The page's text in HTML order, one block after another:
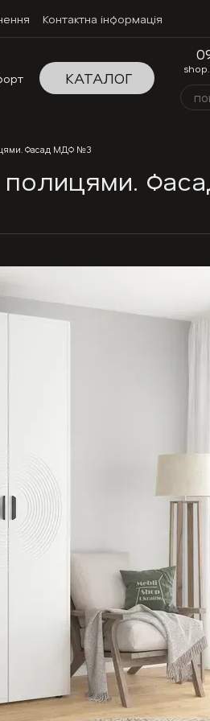
Контактна інформація
КАТАЛОГ
Фасад МДФ №3
полицями.